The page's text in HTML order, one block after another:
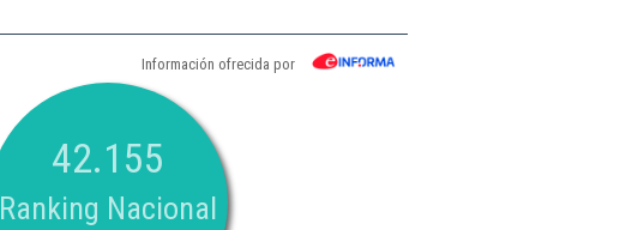
Información ofrecida por
42.155
Ranking Nacional